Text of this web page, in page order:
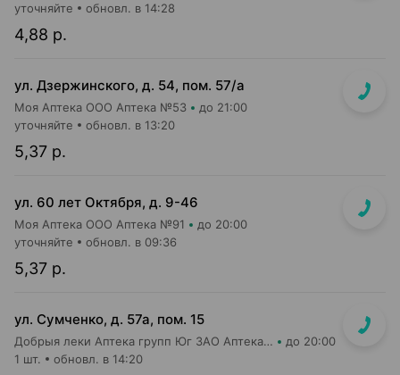
4,88 р.
уточняйте обновл. в 14:28
ул. Дзержинского, д. 54, пом. 57/а
Моя Аптека ООО Аптека №53 до 21:00
5,37 р.
уточняйте обновл. в 13:20
ул. 60 лет Октября, д. 9-46
Моя Аптека ООО Аптека №91 до 20:00
5,37 р.
уточняйте обновл. в 09:36
ул. Сумченко, д. 57а, пом. 15
Добрыя леки Аптека групп Юг ЗАО Аптека №81 до 20:00
1 шт. обновл. в 14:20